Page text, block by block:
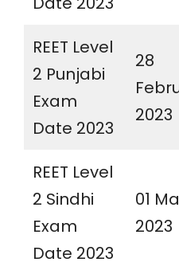
REET Level
2 Punjabi
Exam
Date 2023
28
2023
REET Level
2 Sindhi
Exam
Date 2023
01
2023